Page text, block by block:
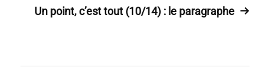
Un point, c’est tout (10/14) : le paragraphe